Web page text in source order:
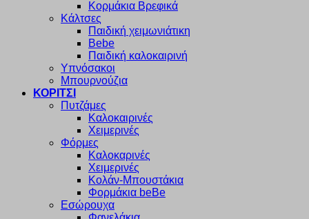
Κορμάκια Βρεφικά
Κάλτσες
Παιδική χειμωνιάτικη
Bebe
Παιδική καλοκαιρινή
Υπνόσακοι
Μπουρνούζια
ΚΟΡΙΤΣΙ
Πυτζάμες
Καλοκαιρινές
Χειμερινές
Φόρμες
Καλοκαρινές
Χειμερινές
Κολάν-Μπουστάκια
Φορμάκια beBe
Εσώρουχα